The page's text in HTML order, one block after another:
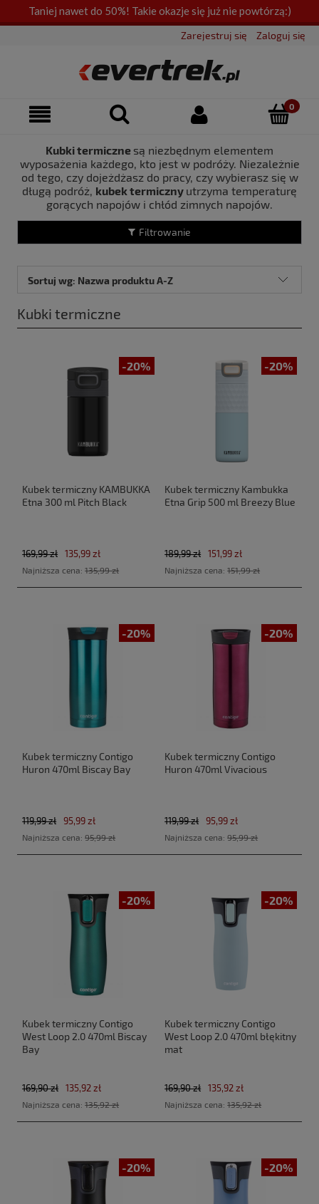
Taniej nawet do 50%! Takie okazje się już nie powtórzą:)
Zarejestruj się Zaloguj się
Filtrowanie
Kubki termiczne są niezbędnym elementem
wyposażenia każdego, kto jest w podróży. Niezależnie
od tego, czy dojeżdżasz do pracy, czy wybierasz się w
długą podróż, kubek termiczny utrzyma temperaturę
gorących napojów i chłód zimnych napojów.
Kubki termiczne
Sortuj wg: Nazwa produktu A-Z
-20%
Kubek termiczny KAMBUKKA
Etna 300 ml Pitch Black
135,99 zł
169,99 zł
Najniższa cena:135,99 zł
-20%
Kubek termiczny Kambukka
Etna Grip 500 ml Breezy Blue
151,99 zł
189,99 zł
Najniższa cena:151,99 zł
-20%
Kubek termiczny Contigo
Huron 470ml Biscay Bay
95,99 zł
119,99 zł
Najniższa cena:95,99 zł
-20%
Kubek termiczny Contigo
Huron 470ml Vivacious
95,99 zł
119,99 zł
Najniższa cena:95,99 zł
-20%
Kubek termiczny Contigo
West Loop 2.0 470ml Biscay
Bay
135,92 zł
169,90 zł
Najniższa cena:135,92 zł
-20%
Kubek termiczny Contigo
West Loop 2.0 470ml błękitny
mat
135,92 zł
169,90 zł
Najniższa cena:135,92 zł
-20% -20%